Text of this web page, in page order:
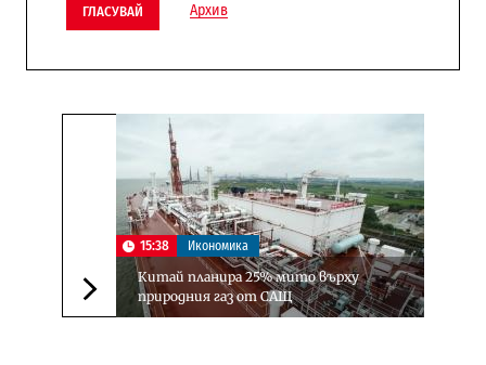
ГЛАСУВАЙ Архив
Следваща новина
15:38 Икономика
Китай планира 25% мито върху
природния газ от САЩ